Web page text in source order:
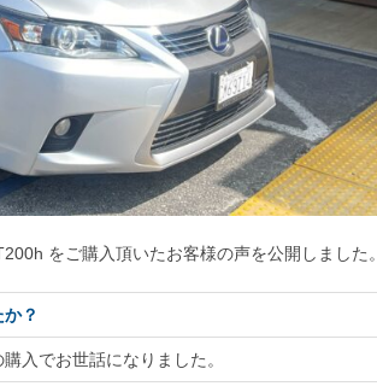
をご購入頂いたお客様の声を公開しました。
？
入でお世話になりました。